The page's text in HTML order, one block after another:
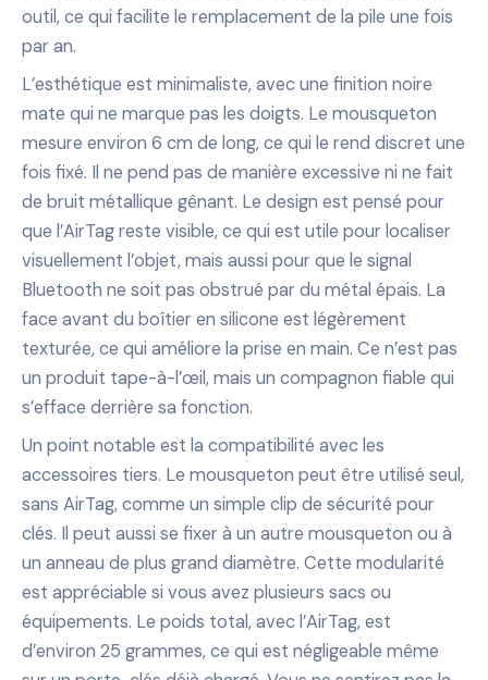
outil, ce qui facilite le remplacement de la pile une fois
par an.
L’esthétique est minimaliste, avec une finition noire
mate qui ne marque pas les doigts. Le mousqueton
mesure environ 6 cm de long, ce qui le rend discret une
fois fixé. Il ne pend pas de manière excessive ni ne fait
de bruit métallique gênant. Le design est pensé pour
que l’AirTag reste visible, ce qui est utile pour localiser
visuellement l’objet, mais aussi pour que le signal
Bluetooth ne soit pas obstrué par du métal épais. La
face avant du boîtier en silicone est légèrement
texturée, ce qui améliore la prise en main. Ce n’est pas
un produit tape-à-l’œil, mais un compagnon fiable qui
s’efface derrière sa fonction.
Un point notable est la compatibilité avec les
accessoires tiers. Le mousqueton peut être utilisé seul,
sans AirTag, comme un simple clip de sécurité pour
clés. Il peut aussi se fixer à un autre mousqueton ou à
un anneau de plus grand diamètre. Cette modularité
est appréciable si vous avez plusieurs sacs ou
équipements. Le poids total, avec l’AirTag, est
d’environ 25 grammes, ce qui est négligeable même